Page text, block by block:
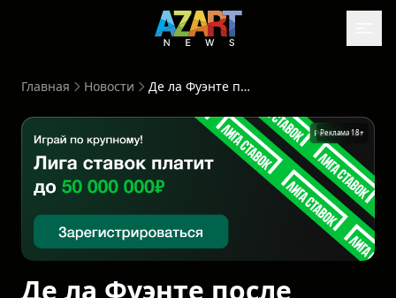
Главная Новости Де ла Фуэнте после разгрома Австрии 3:0: «Почти идеально, но расслабляться не собираемся»
Реклама 18+
Де ла Фуэнте после